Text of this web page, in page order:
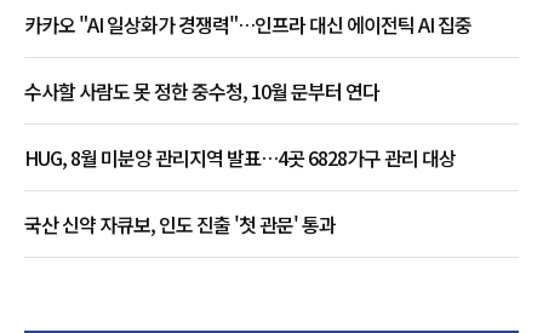
카카오 "AI 일상화가 경쟁력"…인프라 대신 에이전틱 AI 집중
수사할 사람도 못 정한 중수청, 10월 문부터 연다
HUG, 8월 미분양 관리지역 발표…4곳 6828가구 관리 대상
국산 신약 자큐보, 인도 진출 '첫 관문' 통과